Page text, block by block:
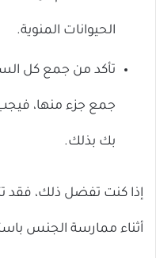
الحيوانات المنوية.
تأكد من جمع كل
جمع جزء منها،
بك بذلك.
إذا كنت تفضل ذلك، فقد
أثناء ممارسة الجنس